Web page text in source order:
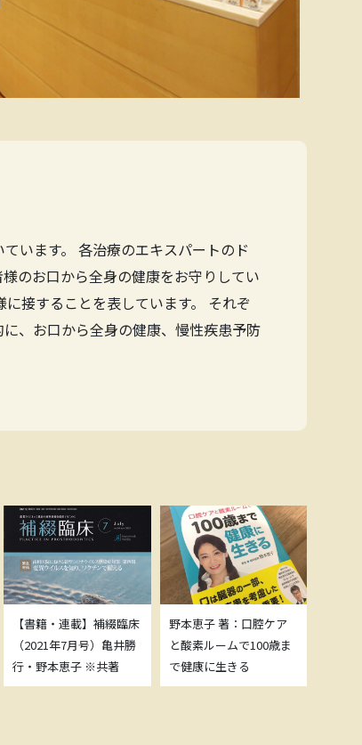
います。 各治療のエキスパートのド
のお口から全身の健康をお守りしてい
接することを表しています。 それぞ
、お口から全身の健康、慢性疾患予防
【書籍・連載】補綴臨床
（2021年7月号）亀井勝
行・野本恵子 ※共著
野本恵子 著：口腔ケア
と酸素ルームで100歳ま
で健康に生きる